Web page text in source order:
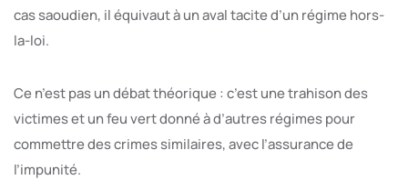
cas saoudien, il équivaut à un aval tacite d’un régime hors-
la-loi.
Ce n’est pas un débat théorique : c’est une trahison des
victimes et un feu vert donné à d’autres régimes pour
commettre des crimes similaires, avec l’assurance de
l’impunité.